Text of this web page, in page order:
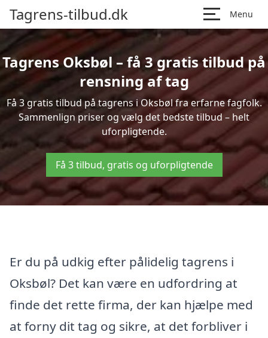
Tagrens-tilbud.dk Menu
Tagrens Oksbøl – få 3 gratis tilbud på
rensning af tag
Få 3 gratis tilbud på tagrens i Oksbøl fra erfarne fagfolk.
Sammenlign priser og vælg det bedste tilbud – helt
uforpligtende.
Få 3 tilbud, gratis og uforpligtende
Er du på udkig efter pålidelig tagrens i
Oksbøl? Det kan være en udfordring at
finde det rette firma, der kan hjælpe med
at forny dit tag og sikre, at det forbliver i